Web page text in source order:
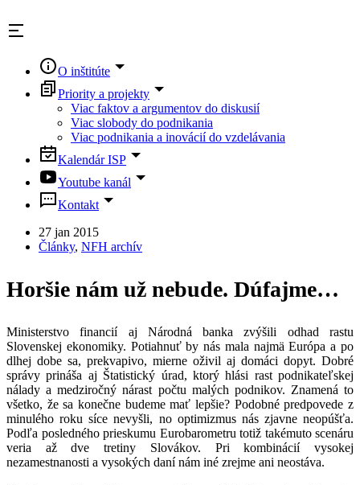
to
content
O inštitúte
Priority a projekty
Viac faktov a argumentov do diskusií
Viac slobody do podnikania
Viac podnikania a inovácií do vzdelávania
Kalendár ISP
Youtube kanál
Kontakt
27 jan 2015
Články, NFH archív
Horšie nám už nebude. Dúfajme…
Ministerstvo financií aj Národná banka zvýšili odhad rastu
Slovenskej ekonomiky. Potiahnuť by nás mala najmä Európa a po
dlhej dobe sa, prekvapivo, mierne oživil aj domáci dopyt. Dobré
správy prináša aj Štatistický úrad, ktorý hlási rast podnikateľskej
nálady a medziročný nárast počtu malých podnikov. Znamená to
všetko, že sa konečne budeme mať lepšie? Podobné predpovede z
minulého roku síce nevyšli, no optimizmus nás zjavne neopúšťa.
Podľa posledného prieskumu Eurobarometru totiž takémuto scenáru
veria až dve tretiny Slovákov. Pri kombinácií vysokej
nezamestnanosti a vysokých daní nám iné zrejme ani neostáva.